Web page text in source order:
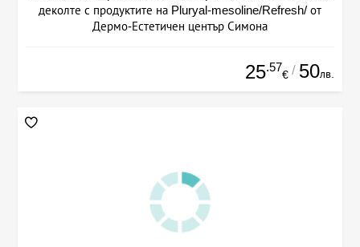
деколте с продуктите на Pluryal-mesoline/Refresh/ от
Дермо-Естетичен център Симона
25.57
€ / 50лв.